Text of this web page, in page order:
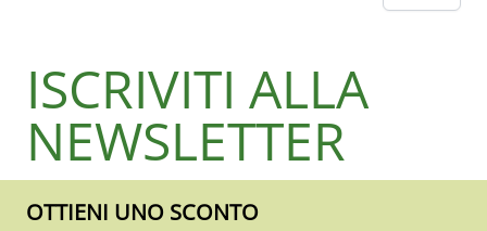
ISCRIVITI ALLA
NEWSLETTER
OTTIENI UNO SCONTO